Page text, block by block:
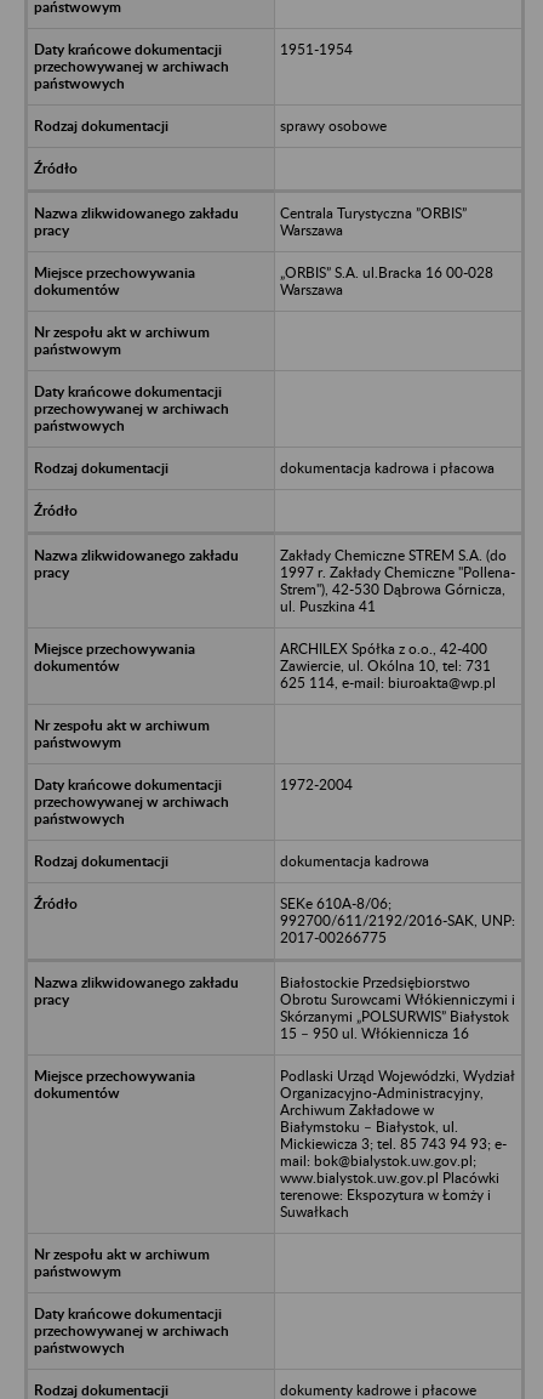
1951-1954
sprawy osobowe
Centrala Turystyczna ”ORBIS”
Warszawa
„ORBIS” S.A. ul.Bracka 16 00-028
Warszawa
dokumentacja kadrowa i płacowa
Zakłady Chemiczne STREM S.A. (do
1997 r. Zakłady Chemiczne "Pollena-
Strem"), 42-530 Dąbrowa Górnicza,
ul. Puszkina 41
ARCHILEX Spółka z o.o., 42-400
Zawiercie, ul. Okólna 10, tel: 731
625 114, e-mail: biuroakta@wp.pl
1972-2004
dokumentacja kadrowa
SEKe 610A-8/06;
992700/611/2192/2016-SAK, UNP:
2017-00266775
Białostockie Przedsiębiorstwo
Obrotu Surowcami Włókienniczymi i
Skórzanymi „POLSURWIS” Białystok
15 – 950 ul. Włókiennicza 16
Podlaski Urząd Wojewódzki, Wydział
Organizacyjno-Administracyjny,
Archiwum Zakładowe w
Białymstoku – Białystok, ul.
Mickiewicza 3; tel. 85 743 94 93; e-
mail: bok@bialystok.uw.gov.pl;
www.bialystok.uw.gov.pl Placówki
terenowe: Ekspozytura w Łomży i
Suwałkach
dokumenty kadrowe i płacowe